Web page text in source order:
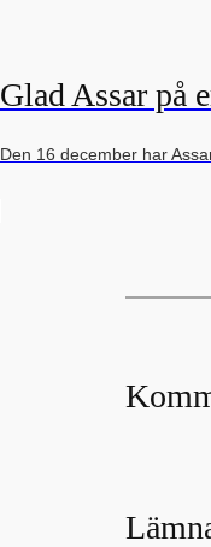
Glad Assar på
Den 16 december har